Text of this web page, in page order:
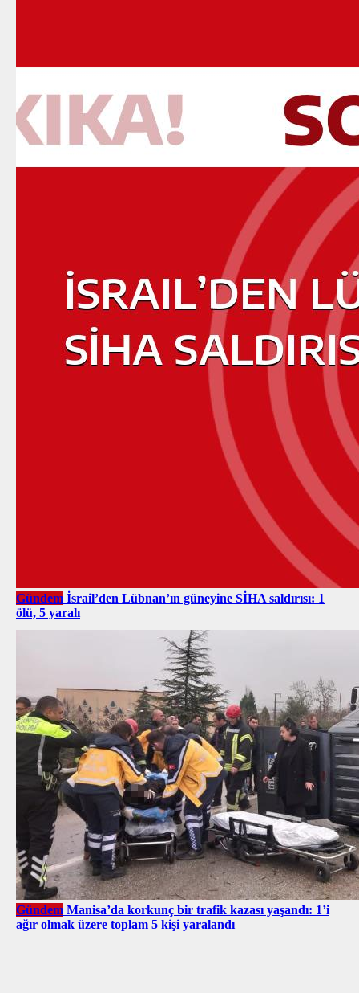
Gündem İsrail’den Lübnan’ın güneyine SİHA saldırısı: 1
ölü, 5 yaralı
Gündem Manisa’da korkunç bir trafik kazası yaşandı: 1’i
ağır olmak üzere toplam 5 kişi yaralandı